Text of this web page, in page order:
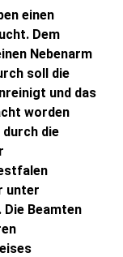
einen
Dem
Nebenarm
soll die
und das
worden
die
unter
Beamten